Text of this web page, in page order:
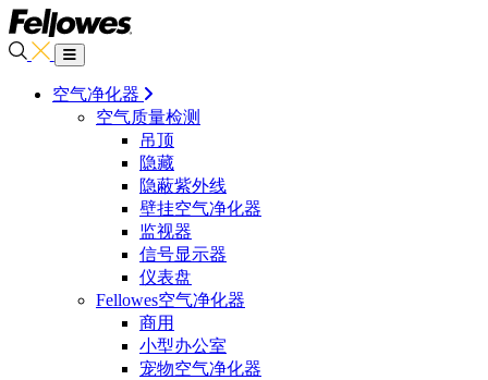
空气净化器
空气质量检测
吊顶
隐藏
隐蔽紫外线
壁挂空气净化器
监视器
信号显示器
仪表盘
Fellowes空气净化器
商用
小型办公室
宠物空气净化器